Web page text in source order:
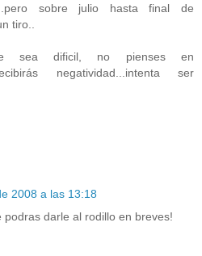
sobre julio hasta final de
tiro..
sea dificil, no pienses en
negatividad...intenta ser
2008 a las 13:18
darle al rodillo en breves!